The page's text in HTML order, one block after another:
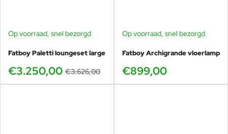
GRATIS HOEZEN
Op voorraad, snel bezorgd
Fatboy Paletti loungeset large
€3.250,00 €3.626,00
Op voorraad, snel bezorgd
Fatboy Archigrande vloerlamp
€899,00